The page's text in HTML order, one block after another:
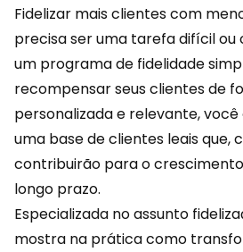
Fidelizar mais clientes com
precisa ser uma tarefa difícil ou
um programa de fidelidade
recompensar seus clientes de
personalizada e relevante,
uma base de clientes leais que,
contribuirão para o
longo prazo.
Especializada no assunto
mostra na prática como